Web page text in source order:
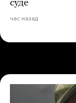
суде
час назад